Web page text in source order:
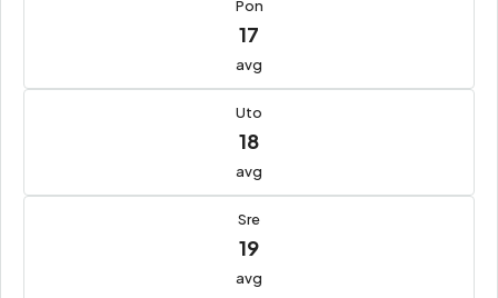
Pon
17
avg
Uto
18
avg
Sre
19
avg